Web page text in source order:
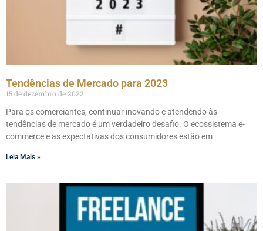
Tendências de Mercado para 2023
15 de dezembro de 2022
Para os comerciantes, continuar inovando e atendendo às
tendências de mercado é um verdadeiro desafio. O ecossistema e-
commerce e as expectativas dos consumidores estão em
Leia Mais »